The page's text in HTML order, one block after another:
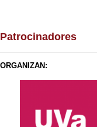
Patrocinadores
ORGANIZAN: